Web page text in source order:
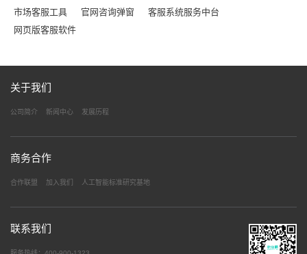
市场客服工具
官网咨询弹窗
客服系统服务中台
网页版客服软件
关于我们
公司简介 新闻中心 发展历程
商务合作
合作联盟 加入我们 人工智能标准研究基地
联系我们